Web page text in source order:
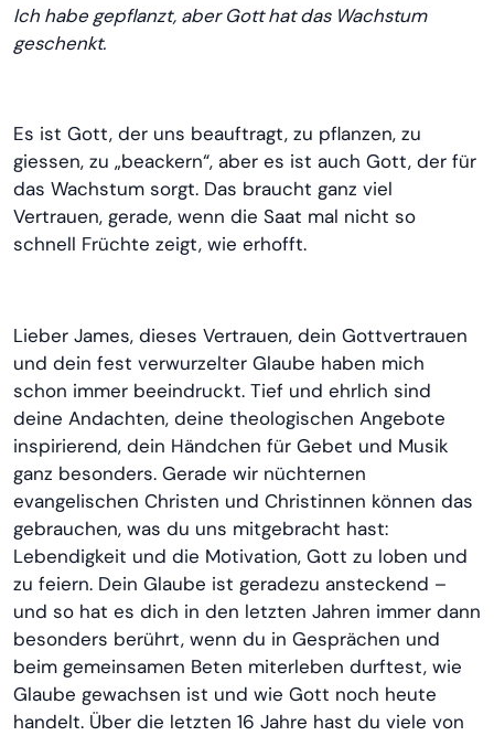
Ich habe gepflanzt, aber Gott hat das Wachstum
geschenkt.
Es ist Gott, der uns beauftragt, zu pflanzen, zu
giessen, zu „beackern“, aber es ist auch Gott, der für
das Wachstum sorgt. Das braucht ganz viel
Vertrauen, gerade, wenn die Saat mal nicht so
schnell Früchte zeigt, wie erhofft.
Lieber James, dieses Vertrauen, dein Gottvertrauen
und dein fest verwurzelter Glaube haben mich
schon immer beeindruckt. Tief und ehrlich sind
deine Andachten, deine theologischen Angebote
inspirierend, dein Händchen für Gebet und Musik
ganz besonders. Gerade wir nüchternen
evangelischen Christen und Christinnen können das
gebrauchen, was du uns mitgebracht hast:
Lebendigkeit und die Motivation, Gott zu loben und
zu feiern. Dein Glaube ist geradezu ansteckend –
und so hat es dich in den letzten Jahren immer dann
besonders berührt, wenn du in Gesprächen und
beim gemeinsamen Beten miterleben durftest, wie
Glaube gewachsen ist und wie Gott noch heute
handelt. Über die letzten 16 Jahre hast du viele von